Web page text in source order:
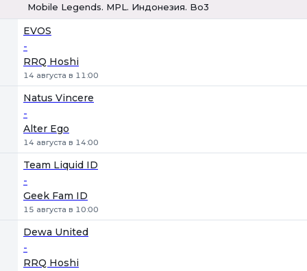
Mobile Legends. MPL. Индонезия. Bo3
EVOS
-
RRQ Hoshi
14 августа в 11:00
Natus Vincere
-
Alter Ego
14 августа в 14:00
Team Liquid ID
-
Geek Fam ID
15 августа в 10:00
Dewa United
-
RRQ Hoshi